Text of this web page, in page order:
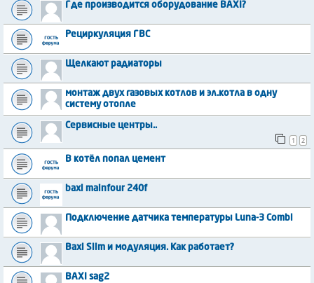
Где производится оборудование BAXI?
Рециркуляция ГВС
Щелкают радиаторы
монтаж двух газовых котлов и эл.котла в одну
систему отопле
Сервисные центры..
1
2
В котёл попал цемент
baxi mainfour 240f
Подключение датчика температуры Luna-3 Combi
Baxi Slim и модуляция. Как работает?
BAXI sag2